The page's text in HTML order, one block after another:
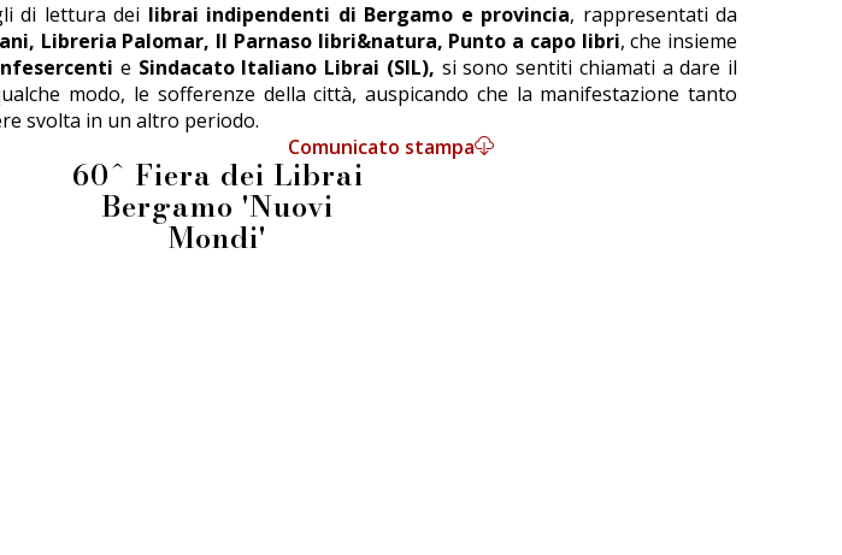
di lettura dei librai indipendenti di Bergamo e provincia, rappresentati da
Libreria Palomar, Il Parnaso libri&natura, Punto a capo libri, che insieme
e Sindacato Italiano Librai (SIL), si sono sentiti chiamati a dare il
modo, le sofferenze della città, auspicando che la manifestazione tanto
svolta in un altro periodo.
Comunicato stampa
60^ Fiera dei Librai
Bergamo 'Nuovi
Mondi'